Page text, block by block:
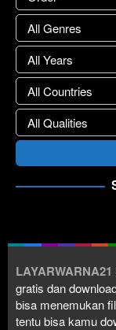
LAYARWARNA21
gratis dan
bisa menemukan
tentu bisa kamu